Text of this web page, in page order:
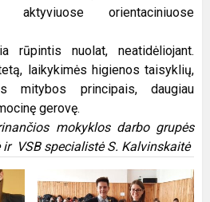
aktyviuose orientaciniuose
nuolat, neatidėliojant.
laikykimės higienos taisyklių,
mitybos principais, daugiau
gerovę.
mokyklos darbo grupės
ir VSB specialistė S. Kalvinskaitė